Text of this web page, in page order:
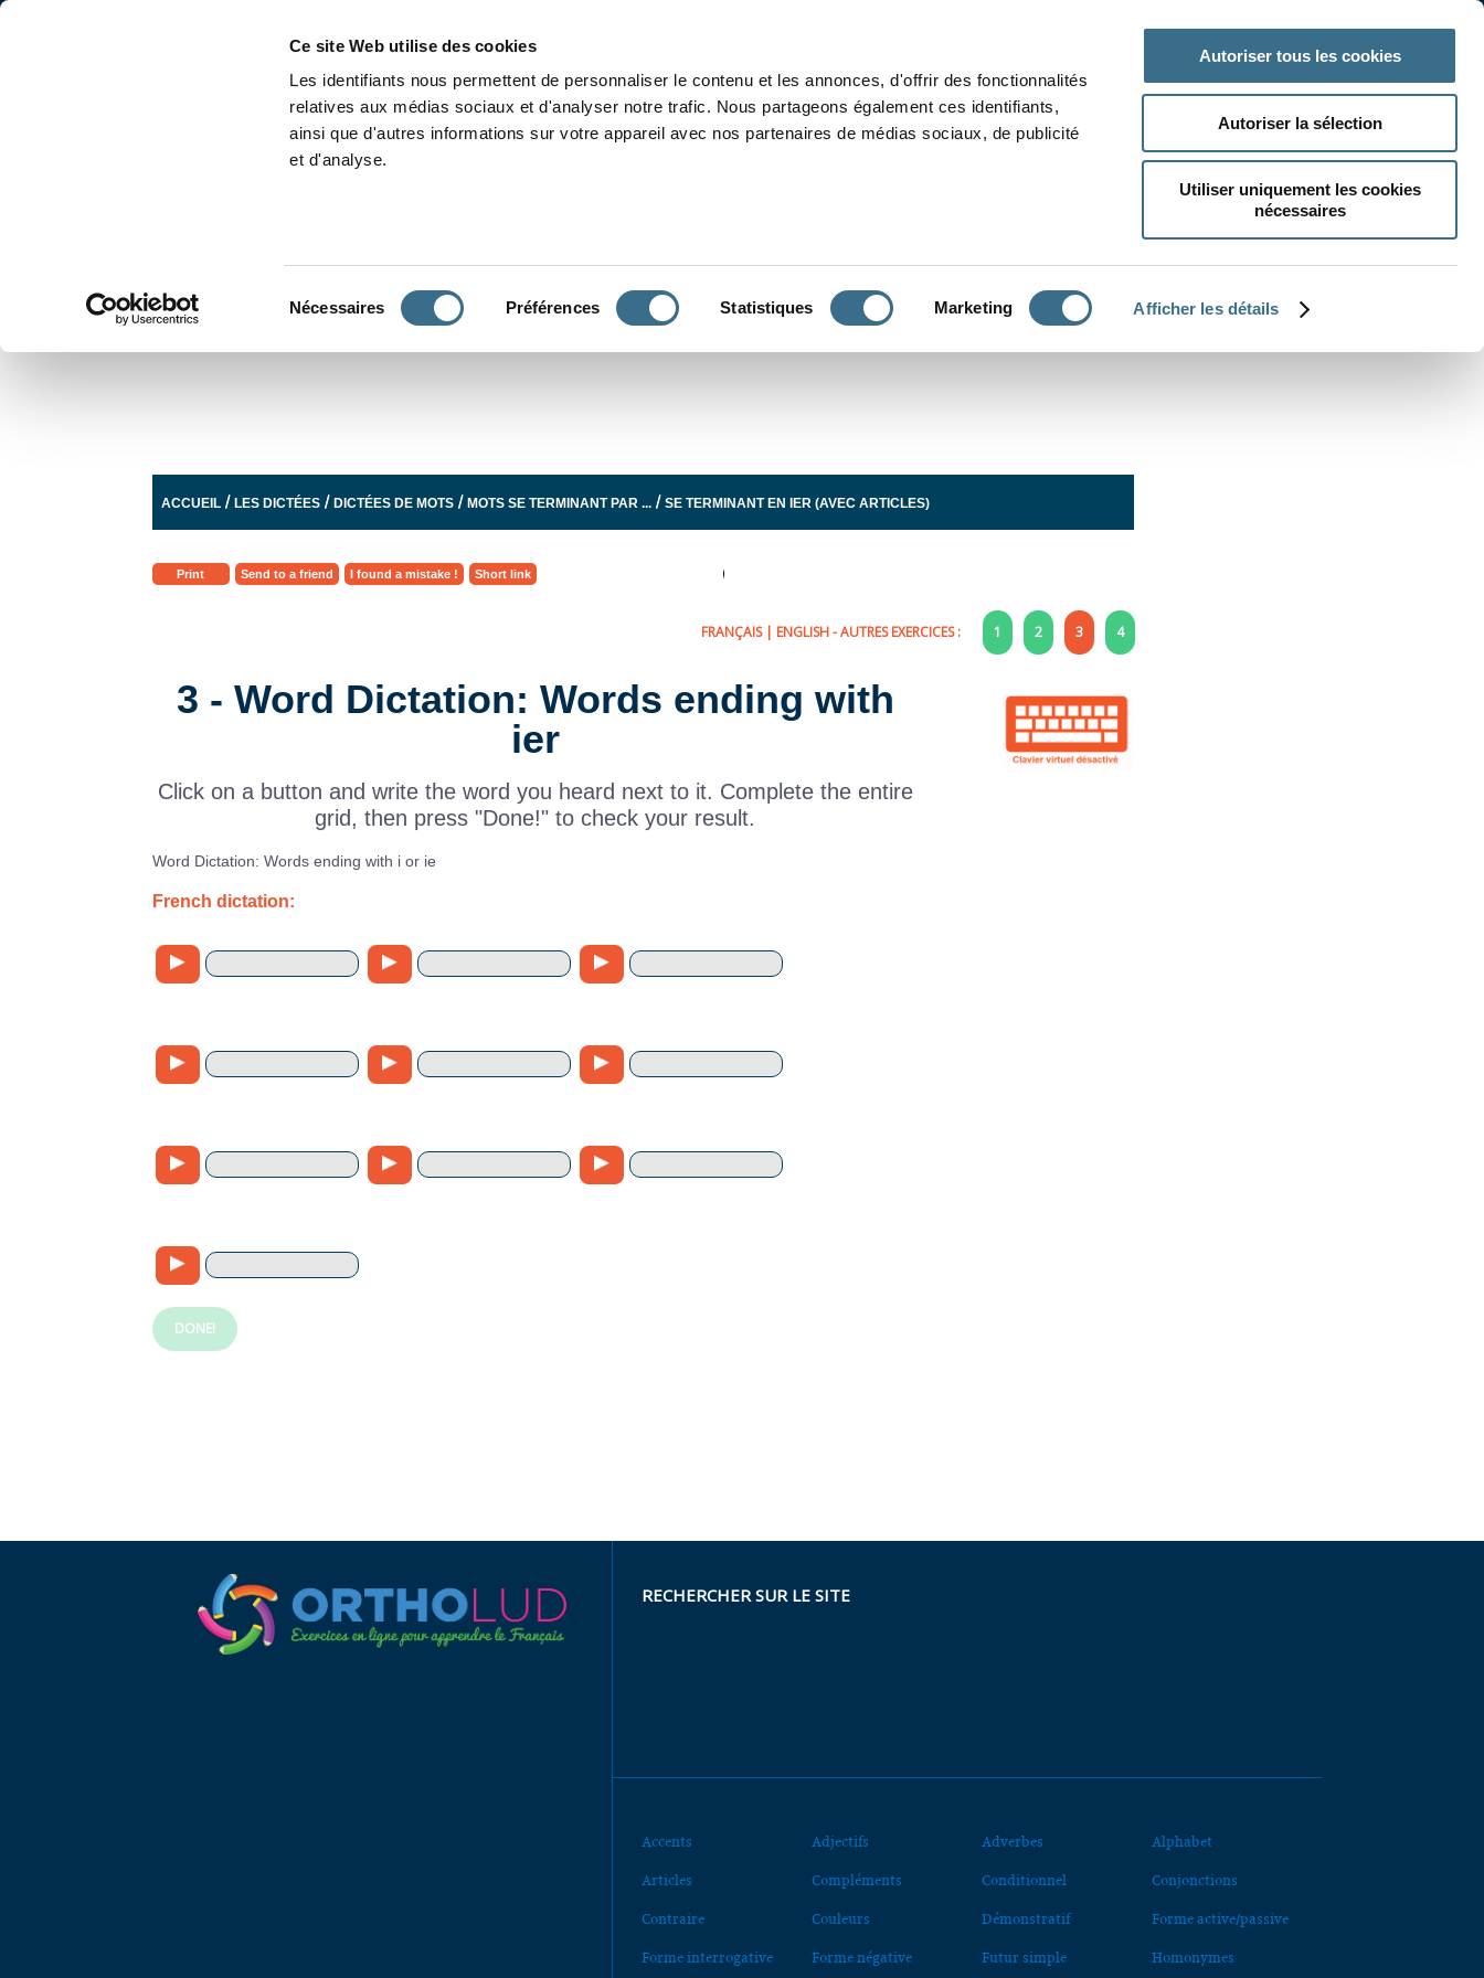
Ce site Web utilise des cookies
Les identifiants nous permettent de personnaliser le contenu et les annonces, d'offrir des fonctionnalités
relatives aux médias sociaux et d'analyser notre trafic. Nous partageons également ces identifiants,
ainsi que d'autres informations sur votre appareil avec nos partenaires de médias sociaux, de publicité
et d'analyse.
Nécessaires Préférences Statistiques Marketing Afficher les détails
Autoriser tous les cookies
Autoriser la sélection
Utiliser uniquement les cookies
nécessaires
ACCUEIL /LES DICTÉES /DICTÉES DE MOTS /MOTS SE TERMINANT PAR ... /SE TERMINANT EN IER (AVEC ARTICLES)
Print Send to a friend I found a mistake ! Short link
FRANÇAIS| ENGLISH- AUTRES EXERCICES : 1 2 3 4
3 - Word Dictation: Words ending with
ier
Click on a button and write the word you heard next to it. Complete the entire
grid, then press "Done!" to check your result.
Word Dictation: Words ending with i or ie
French dictation:
DONE!
RECHERCHER SUR LE SITE
Accents Adjectifs Adverbes Alphabet
Articles Compléments Conditionnel Conjonctions
Contraire Couleurs Démonstratif Forme active/passive
Forme interrogative Forme négative Futur simple Homonymes